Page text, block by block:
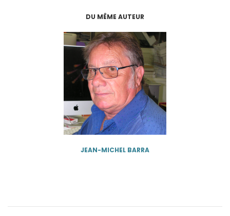
DU MÊME AUTEUR
JEAN-MICHEL BARRA